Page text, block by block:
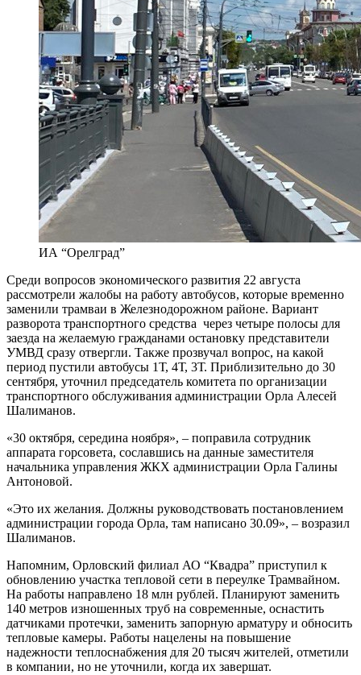
ИА “Орелград”
Среди вопросов экономического развития 22 августа
рассмотрели жалобы на работу автобусов, которые временно
заменили трамваи в Железнодорожном районе. Вариант
разворота транспортного средства через четыре полосы для
заезда на желаемую гражданами остановку представители
УМВД сразу отвергли. Также прозвучал вопрос, на какой
период пустили автобусы 1Т, 4Т, 3Т. Приблизительно до 30
сентября, уточнил председатель комитета по организации
транспортного обслуживания администрации Орла Алесей
Шалиманов.
«30 октября, середина ноября», – поправила сотрудник
аппарата горсовета, сославшись на данные заместителя
начальника управления ЖКХ администрации Орла Галины
Антоновой.
«Это их желания. Должны руководствовать постановлением
администрации города Орла, там написано 30.09», – возразил
Шалиманов.
Напомним, Орловский филиал АО “Квадра” приступил к
обновлению участка тепловой сети в переулке Трамвайном.
На работы направлено 18 млн рублей. Планируют заменить
140 метров изношенных труб на современные, оснастить
датчиками протечки, заменить запорную арматуру и обносить
тепловые камеры. Работы нацелены на повышение
надежности теплоснабжения для 20 тысяч жителей, отметили
в компании, но не уточнили, когда их завершат.